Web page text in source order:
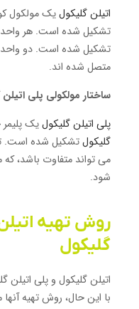
اتیلن گلیکولیک مولکول
تشکیل شده است. هر
تشکیل شده است. دو
متصل شده اند.
ساختار مولکولی پلی
پلی اتیلن گلیکولیک
گلیکولتشکیل شده است.
می تواند متفاوت باشد،
شود.
روش تهیه
گلیکول
اتیلن گلیکول و پلی
با این حال، روش تهیه